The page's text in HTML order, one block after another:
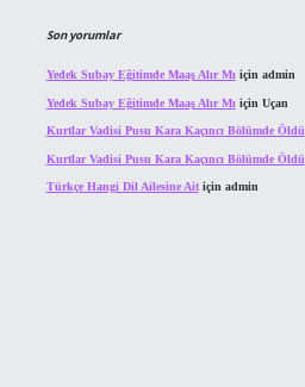
Son yorumlar
Yedek Subay Eğitimde Maaş Alır Mı için admin
Yedek Subay Eğitimde Maaş Alır Mı için Uçan
Kurtlar Vadisi Pusu Kara Kaçıncı Bölümde Öldü
Kurtlar Vadisi Pusu Kara Kaçıncı Bölümde Öldü
Türkçe Hangi Dil Ailesine Aitiçin admin